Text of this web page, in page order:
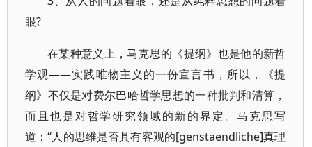
眼?
在某种意义上，马克思的《提纲》也是他的新哲
学观——实践唯物主义的一份宣言书，所以，《提
纲》不仅是对费尔巴哈哲学思想的一种批判和清算，
而且也是对哲学研究领域的新的界定。马克思写
道：“人的思维是否具有客观的[genstaendliche]真理